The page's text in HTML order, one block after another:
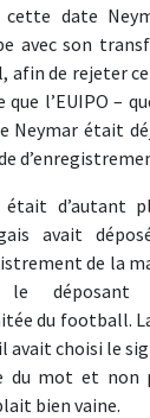
cette date
avec son
afin de rejeter
que l’EUIPO –
Neymar était
d’autant
avait
de la
le déposant
du football.
avait choisi le
du mot et non
bien vaine.